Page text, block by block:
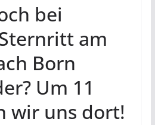
bei
am
Born
Um 11
wir uns dort!